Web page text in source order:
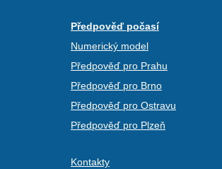
Předpověď počasí
Numerický model
Předpověď pro Prahu
Předpověď pro Brno
Předpověď pro Ostravu
Předpověď pro Plzeň
Kontakty